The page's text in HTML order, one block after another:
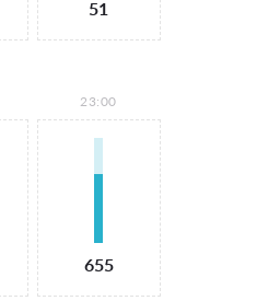
51
23:00
655